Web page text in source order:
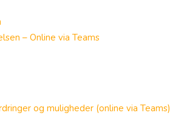
– Online via Teams
og muligheder (online via Teams)